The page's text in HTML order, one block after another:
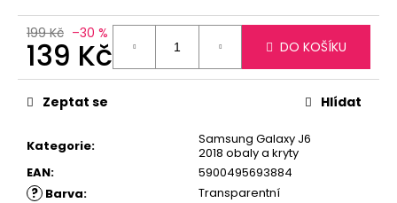
199 Kč –30 %
139 Kč
Měrná
cena:
DO KOŠÍKU
Kategorie:
Samsung Galaxy J6
2018 obaly a kryty
EAN: 5900495693884
? Barva: Transparentní
Zeptat se Hlídat
č
u
e
m